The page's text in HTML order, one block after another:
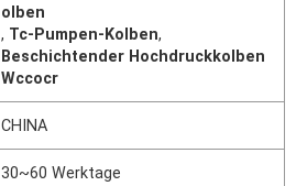
olben
, Tc-Pumpen-Kolben,
Beschichtender Hochdruckkolben
Wccocr
CHINA
30~60 Werktage